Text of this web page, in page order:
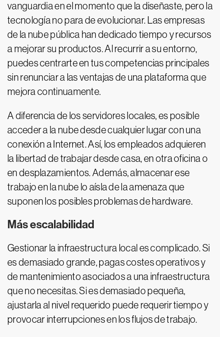
vanguardia en el momento que la diseñaste, pero la
tecnología no para de evolucionar. Las empresas
de la nube pública han dedicado tiempo y recursos
a mejorar su productos. Al recurrir a su entorno,
puedes centrarte en tus competencias principales
sin renunciar a las ventajas de una plataforma que
mejora continuamente.
A diferencia de los servidores locales, es posible
acceder a la nube desde cualquier lugar con una
conexión a Internet. Así, los empleados adquieren
la libertad de trabajar desde casa, en otra oficina o
en desplazamientos. Además, almacenar ese
trabajo en la nube lo aísla de la amenaza que
suponen los posibles problemas de hardware.
Más escalabilidad
Gestionar la infraestructura local es complicado. Si
es demasiado grande, pagas costes operativos y
de mantenimiento asociados a una infraestructura
que no necesitas. Si es demasiado pequeña,
ajustarla al nivel requerido puede requerir tiempo y
provocar interrupciones en los flujos de trabajo.